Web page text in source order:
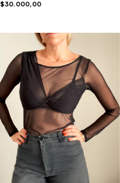
$30.000,00